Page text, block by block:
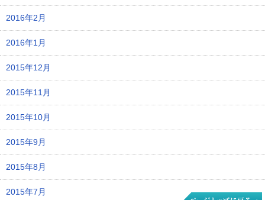
2016年2月
2016年1月
2015年12月
2015年11月
2015年10月
2015年9月
2015年8月
2015年7月